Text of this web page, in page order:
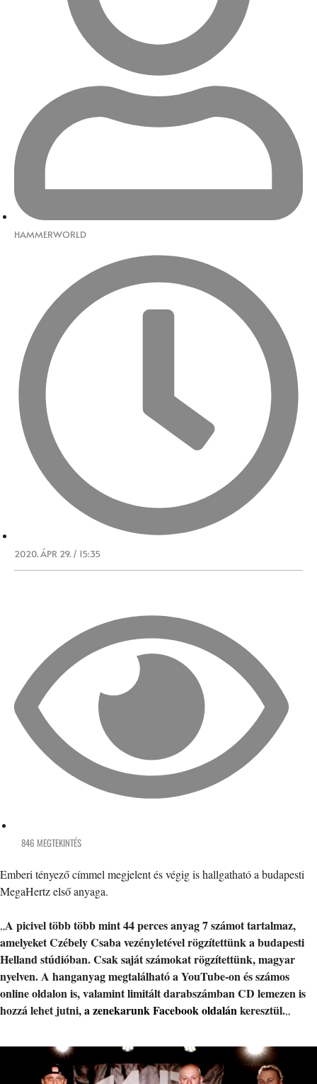
HAMMERWORLD
2020. ÁPR 29. / 15:35
846 MEGTEKINTÉS
Emberi tényező címmel megjelent és végig is hallgatható a budapesti
MegaHertz első anyaga.
„A picivel több több mint 44 perces anyag 7 számot tartalmaz,
amelyeket Czébely Csaba vezényletével rögzítettünk a budapesti
Helland stúdióban. Csak saját számokat rögzítettünk, magyar
nyelven. A hanganyag megtalálható a YouTube-on és számos
online oldalon is, valamint limitált darabszámban CD lemezen is
hozzá lehet jutni,a zenekarunk Facebook oldalánkeresztül.„